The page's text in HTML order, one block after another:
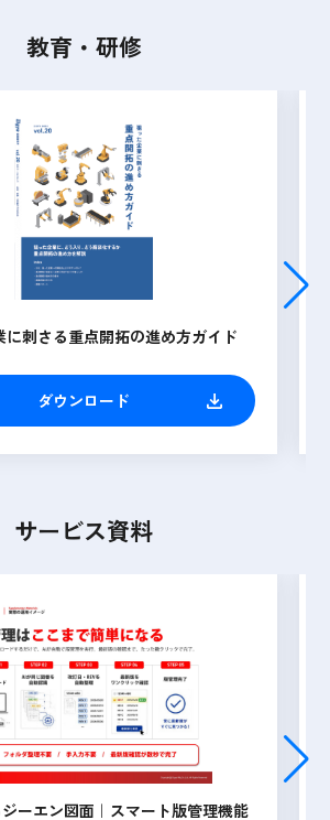
教育・研修
に刺さる重点開拓の進め方ガイド
ダウンロード
サービス資料
ーエン図面｜スマート版管理機能